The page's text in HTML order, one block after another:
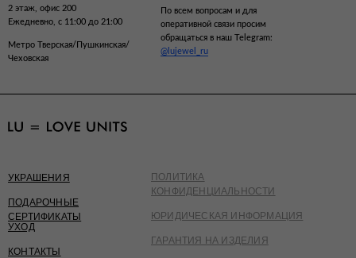
По всем вопросам и для
оперативной связи просим
обращаться в наш Telegram:
@lujewel_ru
2 этаж, офис 200
Ежедневно, с 11:00 до 21:00
Метро Тверская/Пушкинская/
Чеховская
ПОЛИТИКА
КОНФИДЕНЦИАЛЬНОСТИ
ЮРИДИЧЕСКАЯ ИНФОРМАЦИЯ
ГАРАНТИЯ НА ИЗДЕЛИЯ
УКРАШЕНИЯ
ПОДАРОЧНЫЕ
СЕРТИФИКАТЫ
КОНТАКТЫ
УХОД